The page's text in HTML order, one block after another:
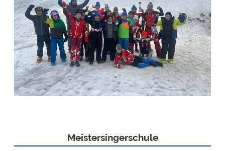
Meistersingerschule